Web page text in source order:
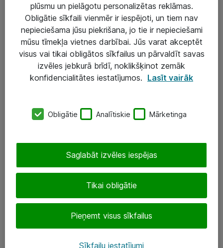
Risinājumi & Pakalpojumi
IT serviss un atbalsts
Darba vietu IT risinājumi
+(371) 67 81 90 50
eShop@atea.lv
plūsmu un pielāgotu personalizētas reklāmas.
Obligātie sīkfaili vienmēr ir iespējoti, un tiem nav
nepieciešama jūsu piekrišana, jo tie ir nepieciešami
mūsu tīmekļa vietnes darbībai. Jūs varat akceptēt
visus vai tikai obligātos sīkfailus un pārvaldīt savas
izvēles jebkurā brīdī, noklikšķinot zemāk
konfidencialitātes iestatījumos. Lasīt vairāk
Obligātie Analītiskie Mārketinga
Tikai obligātie
Pieņemt visus sīkfailus
Saglabāt izvēles iespējas
Sīkfailu iestatījumi